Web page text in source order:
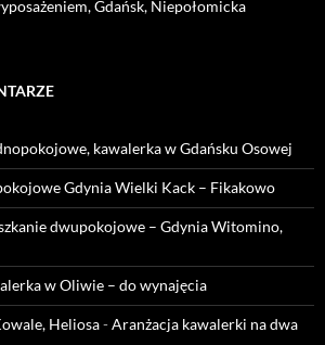
Gdańsk, Niepołomicka
kawalerka w Gdańsku Osowej
Gdynia Wielki Kack – Fikakowo
dwupokojowe – Gdynia Witomino,
w Oliwie – do wynajęcia
Heliosa-Aranżacja kawalerki na dwa